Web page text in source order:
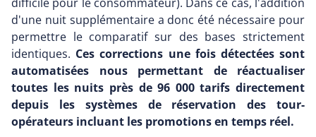
d'une nuit supplémentaire a donc été nécessaire pour
permettre le comparatif sur des bases strictement
identiques. Ces corrections une fois détectées sont
automatisées nous permettant de réactualiser
toutes les nuits près de 96 000 tarifs directement
depuis les systèmes de réservation des tour-
opérateurs incluant les promotions en temps réel.